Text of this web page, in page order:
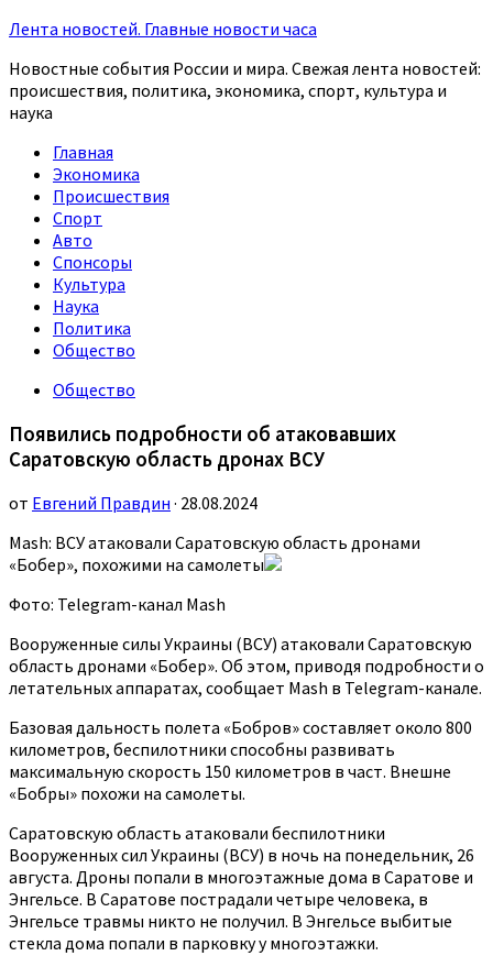
Лента новостей. Главные новости часа
Новостные события России и мира. Свежая лента новостей:
происшествия, политика, экономика, спорт, культура и
наука
Главная
Экономика
Происшествия
Спорт
Авто
Спонсоры
Культура
Наука
Политика
Общество
Общество
Появились подробности об атаковавших
Саратовскую область дронах ВСУ
от Евгений Правдин · 28.08.2024
Mash: ВСУ атаковали Саратовскую область дронами
«Бобер», похожими на самолеты
Фото: Telegram-канал Mash
Вооруженные силы Украины (ВСУ) атаковали Саратовскую
область дронами «Бобер». Об этом, приводя подробности о
летательных аппаратах, сообщает Mash в Telegram-канале.
Базовая дальность полета «Бобров» составляет около 800
километров, беспилотники способны развивать
максимальную скорость 150 километров в част. Внешне
«Бобры» похожи на самолеты.
Саратовскую область атаковали беспилотники
Вооруженных сил Украины (ВСУ) в ночь на понедельник, 26
августа. Дроны попали в многоэтажные дома в Саратове и
Энгельсе. В Саратове пострадали четыре человека, в
Энгельсе травмы никто не получил. В Энгельсе выбитые
стекла дома попали в парковку у многоэтажки.